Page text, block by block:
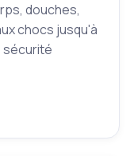
douches,
chocs jusqu'à
sécurité